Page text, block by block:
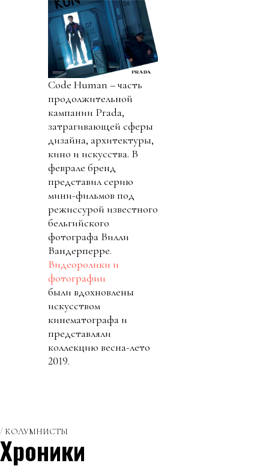
Code Human – часть
продолжительной
кампании Prada,
затрагивающей сферы
дизайна, архитектуры,
кино и искусства. В
феврале бренд
представил серию
мини-фильмов под
режиссурой известного
бельгийского
фотографа Вилли
Вандерперре.
Видеоролики и
фотографии
были вдохновлены
искусством
кинематографа и
представляли
коллекцию весна-лето
2019.
КОЛУМНИСТЫ
Хроники